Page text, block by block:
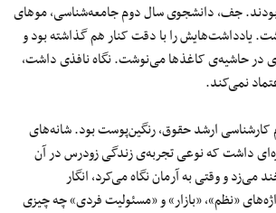
بودند. جف، دانشجوی سال دوم جامعه‌شناسی، موهای
یادداشت‌هایش را با دقت کنار هم گذاشته بود و
در حاشیه‌ی کاغذها می‌نوشت. نگاه نافذی داشت،
نمی‌کند.
ارشد حقوق، رنگین‌پوست بود. شانه‌های
داشت که نوعی تجربه‌ی زندگی زودرس در آن
می‌زد و وقتی به آرمان نگاه می‌کرد، انگار
«نظم»، «بازار» و «مسئولیت فردی» چه چیزی